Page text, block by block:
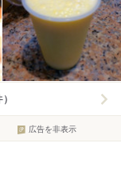
広告を非表示